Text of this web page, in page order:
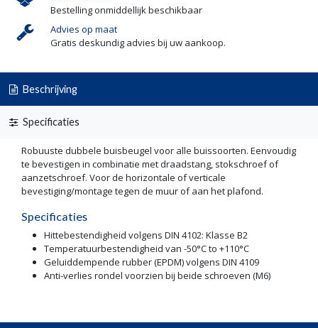
Bestelling onmiddellijk beschikbaar
Advies op maat
Gratis deskundig advies bij uw aankoop.
Beschrijving
Specificaties
Robuuste dubbele buisbeugel voor alle buissoorten. Eenvoudig
te bevestigen in combinatie met draadstang, stokschroef of
aanzetschroef. Voor de horizontale of verticale
bevestiging/montage tegen de muur of aan het plafond.
Specificaties
Hittebestendigheid volgens DIN 4102: Klasse B2
Temperatuurbestendigheid van -50°C to +110°C
Geluiddempende rubber (EPDM) volgens DIN 4109
Anti-verlies rondel voorzien bij beide schroeven (M6)